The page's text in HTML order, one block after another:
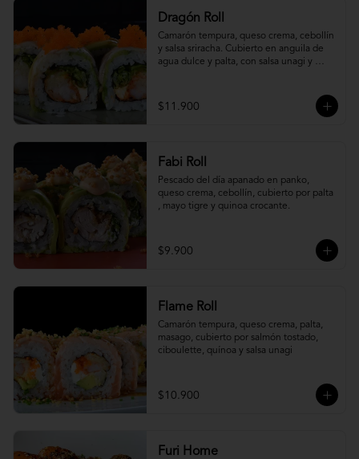
Dragón Roll
Camarón tempura, queso crema, cebollín
y salsa sriracha. Cubierto en anguila de
agua dulce y palta, con salsa unagi y
$11.900
Fabi Roll
Pescado del día apanado en panko,
queso crema, cebollín, cubierto por palta
, mayo tigre y quinoa crocante.
$9.900
Flame Roll
Camarón tempura, queso crema, palta,
masago, cubierto por salmón tostado,
ciboulette, quínoa y salsa unagi
$10.900
Furi Home